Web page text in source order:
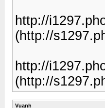
http://
(http://
http://
(http://
Vuanh